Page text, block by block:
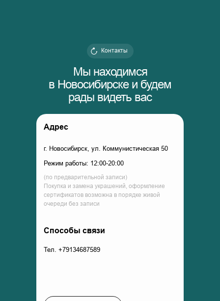
Мы находимся
в Новосибирске и будем
рады видеть вас
Контакты
Адрес
Способы связи
г. Новосибирск, ул. Коммунистическая 50
Тел. +79134687589
Режим работы: 12:00-20:00
(по предварительной записи)
Покупка и замена украшений, оформление
сертификатов возможна в порядке живой
очереди без записи